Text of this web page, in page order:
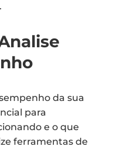
da sua
para
e o que
ferramentas de